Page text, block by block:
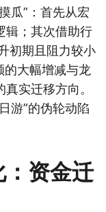
瓜”：首先从宏
辑；其次借助行
初期且阻力较小
的大幅增减与龙
实迁移方向。
游”的伪轮动陷
资金迁